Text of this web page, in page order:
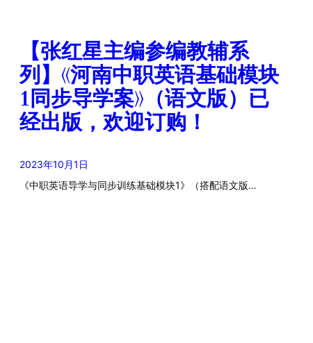
【张红星主编参编教辅系
列】《河南中职英语基础模块
1同步导学案》（语文版）已
经出版，欢迎订购！
2023年10月1日
《中职英语导学与同步训练基础模块1》（搭配语文版…